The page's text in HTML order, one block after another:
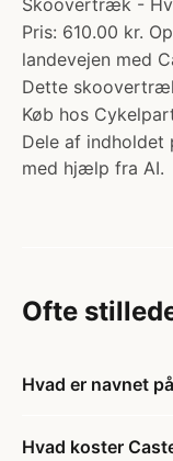
Skoovertræk -
Pris: 610.00 kr.
landevejen med
Dette
Køb hos
Dele af indholdet
med hjælp fra AI.
Ofte
Hvad er navnet
Hvad koster